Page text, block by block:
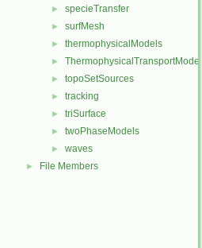
► specieTransfer
► surfMesh
► thermophysicalModels
► ThermophysicalTransportModels
► topoSetSources
► tracking
► triSurface
► twoPhaseModels
► waves
► File Members